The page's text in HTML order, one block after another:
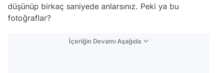
düşünüp birkaç saniyede anlarsınız. Peki ya bu
fotoğraflar?
İçeriğin Devamı Aşağıda